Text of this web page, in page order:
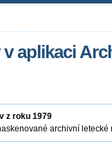
aplikaci
z roku 1979
archivní letecké